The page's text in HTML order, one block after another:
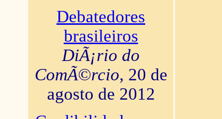
Debatedores
brasileiros
DiÃ¡rio do
ComÃ©rcio, 20 de
agosto de 2012